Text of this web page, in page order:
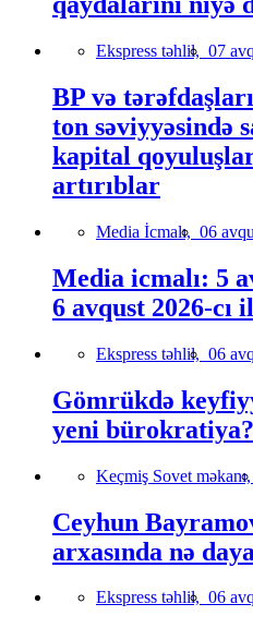
Ekspress təhlil, 07
BP və
ton səviyyəsində
kapital
artırıblar
Media İcmalı, 06
Media icmalı: 5
6 avqust 2026-cı
Ekspress təhlil, 06
Gömrükdə
yeni bürokratiya?
Keçmiş Sovet məkanı,
Ceyhun
arxasında nə
Ekspress təhlil, 06